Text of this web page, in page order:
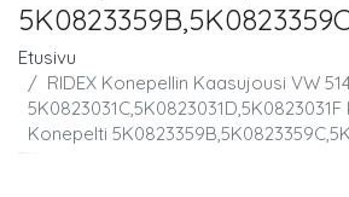
Etusivu
RIDEX Konepellin Kaasujousi VW
Konepelti